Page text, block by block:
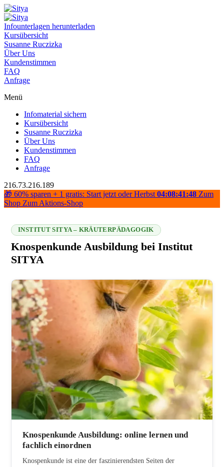
Infounterlagen herunterladen
Kursübersicht
Susanne Ruczizka
Über Uns
Kundenstimmen
FAQ
Anfrage
Menü
Infomaterial sichern
Kursübersicht
Susanne Ruczizka
Über Uns
Kundenstimmen
FAQ
Anfrage
216.73.216.189
🎁 60% sparen + 1 gratis: Start jetzt oder Herbst 04:08:41:48 Zum
Shop Zum Aktions-Shop
INSTITUT SITYA – KRÄUTERPÄDAGOGIK
Knospenkunde Ausbildung bei Institut
SITYA
216.73.216.189 2026-08-10 15:17:04
Knospenkunde Ausbildung: online lernen und
fachlich einordnen
Knospenkunde ist eine der faszinierendsten Seiten der